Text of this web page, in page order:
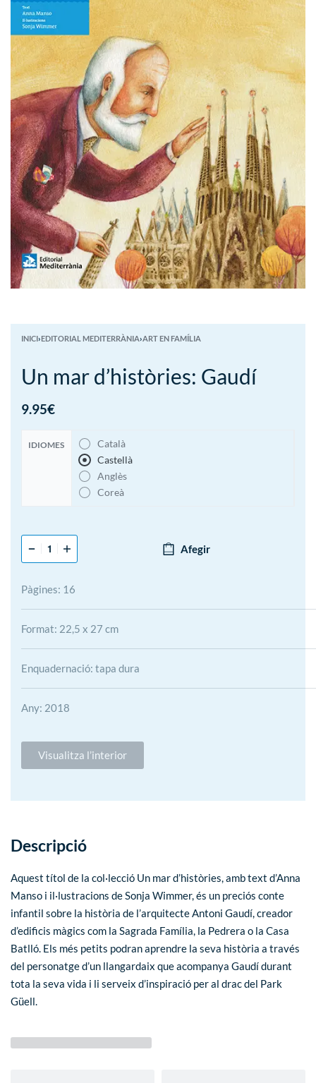
INICI›EDITORIAL MEDITERRÀNIA›ART EN FAMÍLIA
Un mar d’històries: Gaudí
9.95€
IDIOMES
Català
Castellà
Anglès
Coreà
Afegir
Pàgines: 16
Format: 22,5 x 27 cm
Enquadernació: tapa dura
Any: 2018
Visualitza l’interior
Descripció
Aquest títol de la col·lecció Un mar d’històries, amb text d’Anna
Manso i il·lustracions de Sonja Wimmer, és un preciós conte
infantil sobre la història de l’arquitecte Antoni Gaudí, creador
d’edificis màgics com la Sagrada Família, la Pedrera o la Casa
Batlló. Els més petits podran aprendre la seva història a través
del personatge d’un llangardaix que acompanya Gaudí durant
tota la seva vida i li serveix d’inspiració per al drac del Park
Güell.